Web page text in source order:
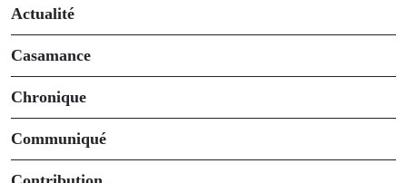
Actualité
Casamance
Chronique
Communiqué